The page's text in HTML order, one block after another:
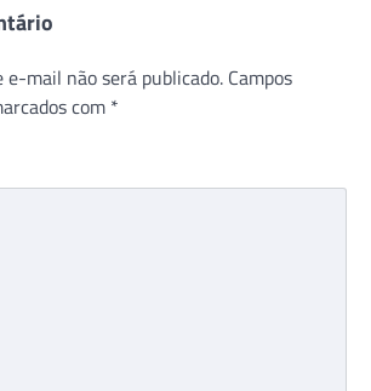
e-mail não será publicado. Campos
com *